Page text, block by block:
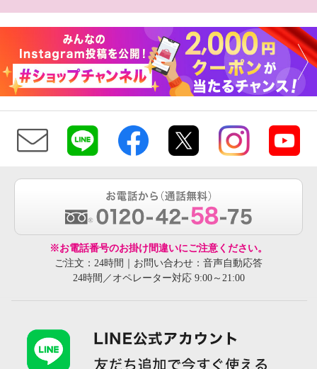
※お電話番号のお掛け間違いにご注意ください。
ご注文：24時間｜お問い合わせ：音声自動応答
24時間／オペレーター対応 9:00～21:00